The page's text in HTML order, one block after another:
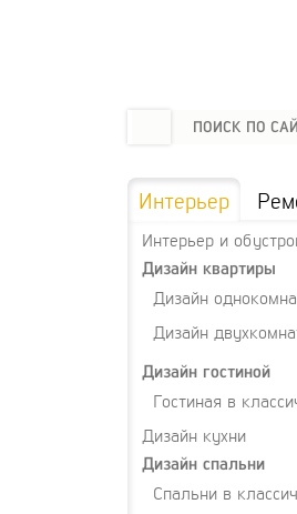
Интерьер
Интерьер и
Дизайн квартиры
Дизайн
Дизайн
Дизайн гостиной
Гостиная в
Дизайн кухни
Дизайн спальни
Спальни в